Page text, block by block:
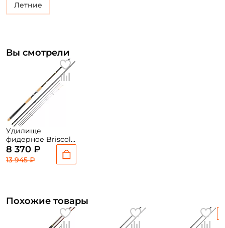
Летние
Вы смотрели
Удилище
фидерное Briscola
Grumo 457см. до
140гр. / GRM454H
8 370 ₽
13 945 ₽
Похожие товары